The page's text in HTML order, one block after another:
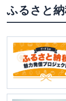
ふるさと